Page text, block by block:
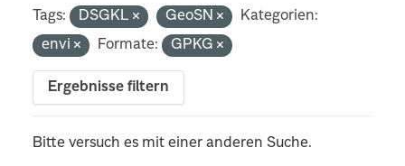
Tags: DSGKL GeoSN
Kategorien:
envi
Formate: GPKG
Ergebnisse filtern
Bitte versuch es mit einer anderen Suche.